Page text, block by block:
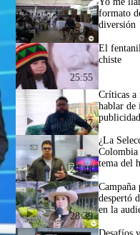
25:08
formato
diversión
25:55
El
chiste
26:27
Críticas a
hablar de
publicidad
25:48
¿La
Colombia
tema del
28:39
Campaña
despertó
en la